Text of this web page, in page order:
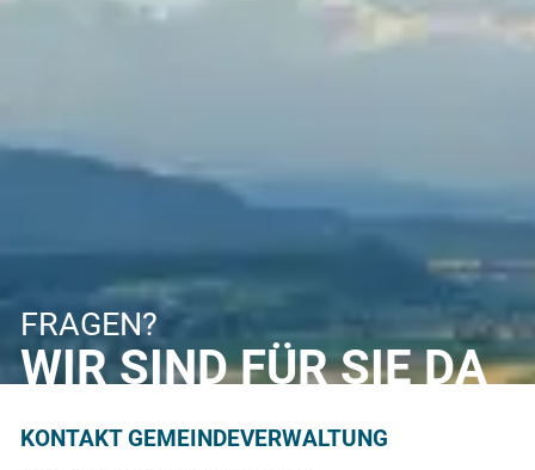
FRAGEN?
WIR SIND FÜR SIE DA
KONTAKT GEMEINDEVERWALTUNG